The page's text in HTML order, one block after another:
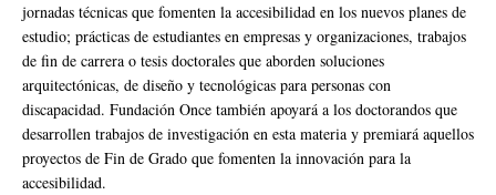
jornadas técnicas que fomenten la accesibilidad en los nuevos planes de
estudio; prácticas de estudiantes en empresas y organizaciones, trabajos
de fin de carrera o tesis doctorales que aborden soluciones
arquitectónicas, de diseño y tecnológicas para personas con
discapacidad. Fundación Once también apoyará a los doctorandos que
desarrollen trabajos de investigación en esta materia y premiará aquellos
proyectos de Fin de Grado que fomenten la innovación para la
accesibilidad.